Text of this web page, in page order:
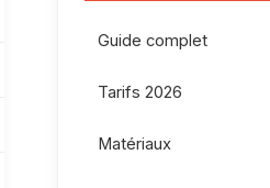
Guide complet
Tarifs 2026
Matériaux